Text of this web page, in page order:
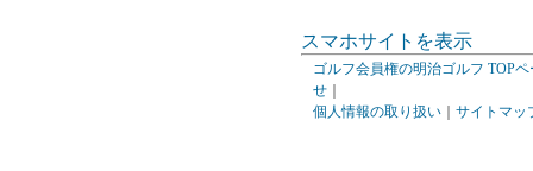
スマホサイトを表示
ゴルフ会員権の明治ゴルフ TOPペ
せ
個人情報の取り扱い
サイトマッ